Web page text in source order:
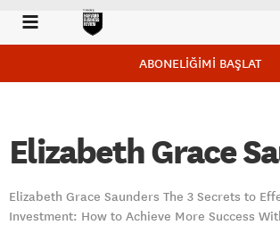
ABONELİĞİMİ BAŞLAT
Elizabeth Grace
Elizabeth Grace Saunders The 3 Secrets to
Investment: How to Achieve More Success